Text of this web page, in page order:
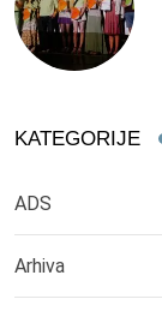
KATEGORIJE
ADS
Arhiva